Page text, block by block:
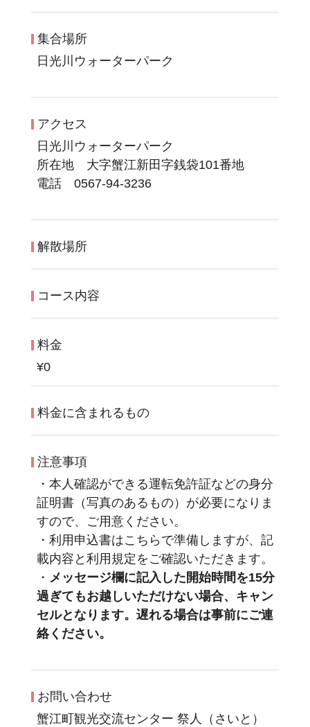
集合場所
日光川ウォーターパーク
アクセス
日光川ウォーターパーク
所在地 大字蟹江新田字銭袋101番地
電話 0567-94-3236
解散場所
コース内容
料金
¥0
料金に含まれるもの
注意事項
・本人確認ができる運転免許証などの身分
証明書（写真のあるもの）が必要になりま
すので、ご用意ください。
・利用申込書はこちらで準備しますが、記
載内容と利用規定をご確認いただきます。
・ メッセージ欄に記入した開始時間を15分
過ぎてもお越しいただけない場合、キャン
セルとなります。遅れる場合は事前にご連
絡ください。
お問い合わせ
蟹江町観光交流センター 祭人（さいと）